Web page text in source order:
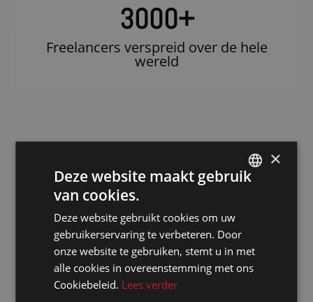
3000+
Freelancers verspreid over de hele
wereld
Doe beroep op
een erkende
notulist in
Xi'an
FRENCH
×
Deze website maakt gebruik
van cookies.
Deze website gebruikt cookies om uw
gebruikerservaring te verbeteren. Door
onze website te gebruiken, stemt u in met
alle cookies in overeenstemming met ons
Cookiebeleid. Lees verder